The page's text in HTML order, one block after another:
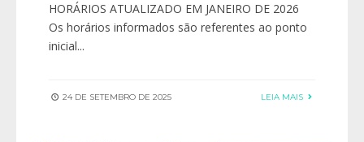
HORÁRIOS ATUALIZADO EM JANEIRO DE 2026
Os horários informados são referentes ao ponto
inicial...
24 DE SETEMBRO DE 2025 LEIA MAIS